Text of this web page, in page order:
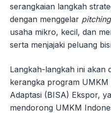
serangkaian langkah
dengan menggelar pitching
usaha mikro, kecil, dan
serta menjajaki peluang
Langkah-langkah ini akan
kerangka program UMKM
Adaptasi (BISA) Ekspor,
mendorong UMKM